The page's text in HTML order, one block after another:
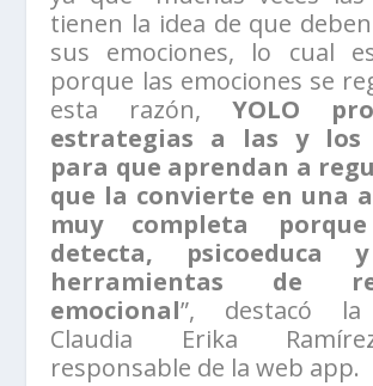
tienen la idea de que
sus emociones, lo cual
porque las emociones se
esta razón, YOLO
estrategias a las y los
para que aprendan a
que la convierte en una
muy completa
detecta, psicoeduca
herramientas de
emocional”, destacó la
Claudia Erika
responsable de la web app.